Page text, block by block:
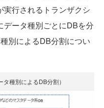
行されるトランザクシ
データ種別ごとにDBを分
別によるDB分割につい
種別によるDB分割）